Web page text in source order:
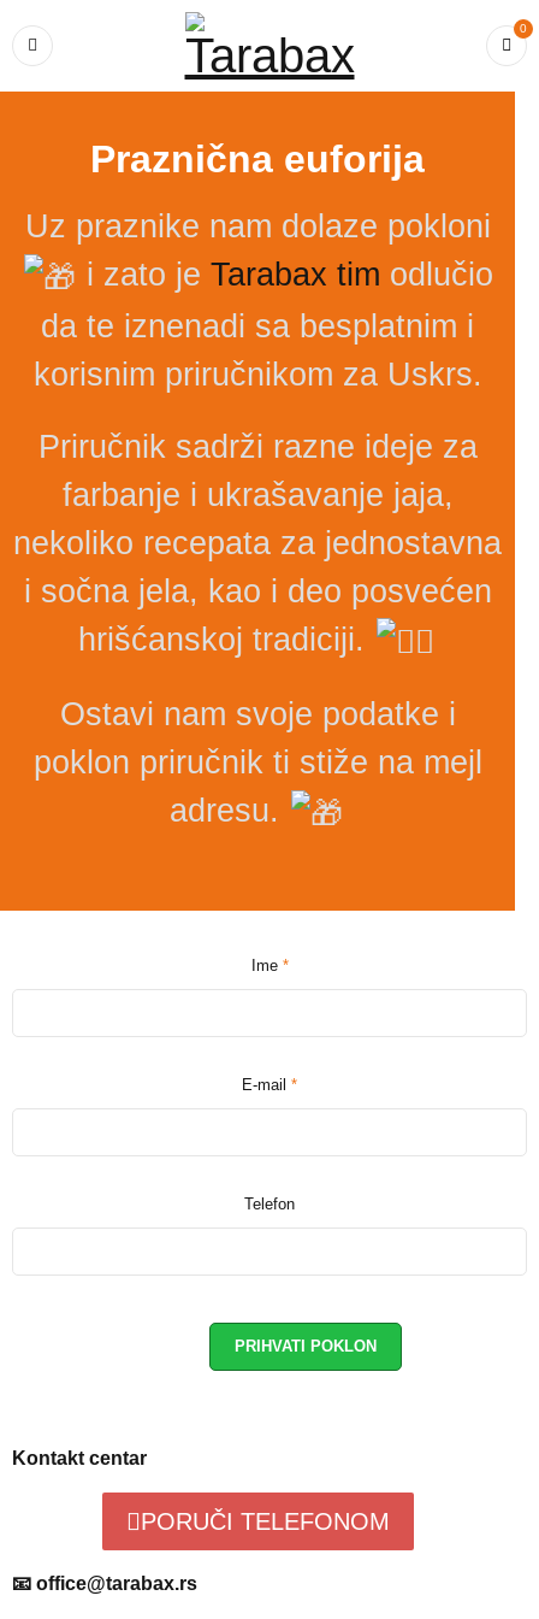
0
Praznična euforija
Uz praznike nam dolaze pokloni
i zato jeTarabax tim odlučio
da te iznenadi sa besplatnim i
korisnim priručnikom za Uskrs.
Priručnik sadrži razne ideje za
farbanje i ukrašavanje jaja,
nekoliko recepata za jednostavna
i sočna jela, kao i deo posvećen
hrišćanskoj tradiciji.
Ostavi nam svoje podatke i
poklon priručnik ti stiže na mejl
adresu.
Ime *
E-mail *
Telefon
Kontakt centar
PORUČI TELEFONOM
📧 office@tarabax.rs